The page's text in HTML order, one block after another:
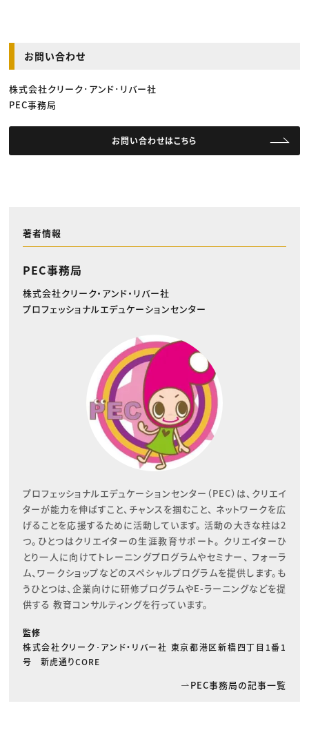
お問い合わせ
株式会社クリーク･アンド･リバー社
PEC事務局
お問い合わせはこちら
著者情報
PEC事務局
株式会社クリーク・アンド・リバー社
プロフェッショナルエデュケーションセンター
プロフェッショナルエデュケーションセンター（PEC）は、クリエイ
ターが能力を伸ばすこと、チャンスを掴むこと、 ネットワークを広
げることを応援するために活動しています。 活動の大きな柱は2
つ。ひとつはクリエイターの生涯教育サポート。 クリエイターひ
とり一人に向けてトレーニングプログラムやセミナー、 フォーラ
ム、ワークショップなどのスペシャルプログラムを提供します。も
うひとつは、企業向けに研修プログラムやE-ラーニングなどを提
供する 教育コンサルティングを行っています。
監修
株式会社クリーク･アンド・リバー社 東京都港区新橋四丁目1番1
号 新虎通りCORE
PEC事務局の記事一覧